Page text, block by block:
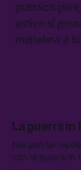
pubblico
estivo si
mettetevi a
La guerra in
Nel partito
con la guerra in